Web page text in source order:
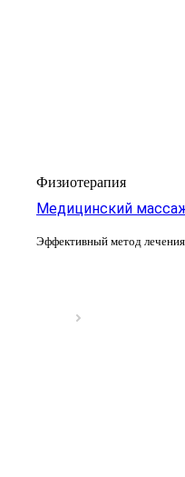
Физиотерапия
Медицинский
Эффективный метод